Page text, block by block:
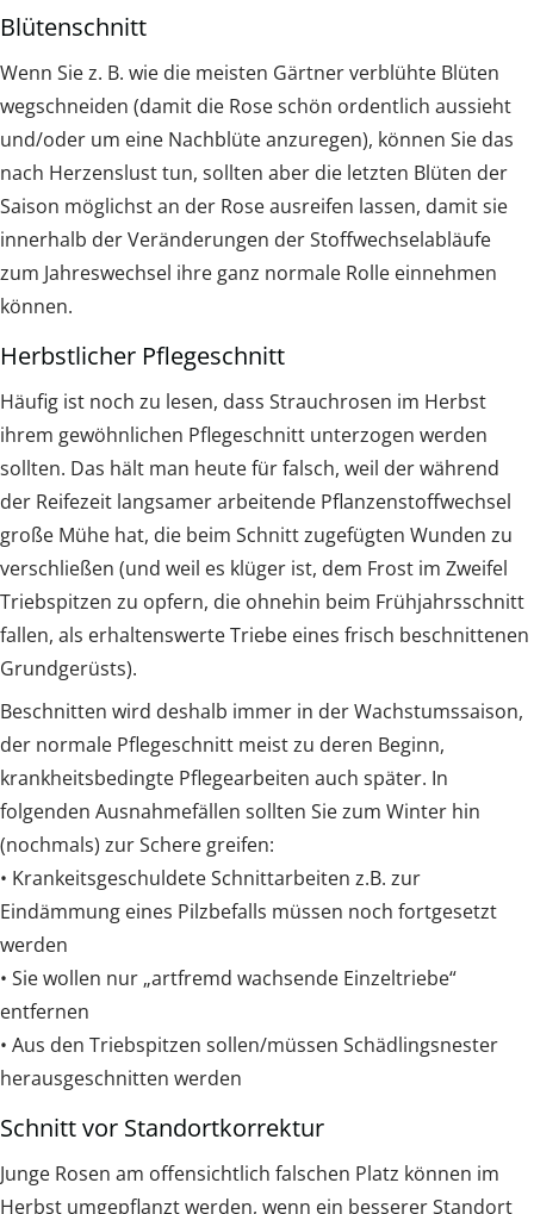
Blütenschnitt
Wenn Sie z. B. wie die meisten Gärtner verblühte Blüten
wegschneiden (damit die Rose schön ordentlich aussieht
und/oder um eine Nachblüte anzuregen), können Sie das
nach Herzenslust tun, sollten aber die letzten Blüten der
Saison möglichst an der Rose ausreifen lassen, damit sie
innerhalb der Veränderungen der Stoffwechselabläufe
zum Jahreswechsel ihre ganz normale Rolle einnehmen
können.
Herbstlicher Pflegeschnitt
Häufig ist noch zu lesen, dass Strauchrosen im Herbst
ihrem gewöhnlichen Pflegeschnitt unterzogen werden
sollten. Das hält man heute für falsch, weil der während
der Reifezeit langsamer arbeitende Pflanzenstoffwechsel
große Mühe hat, die beim Schnitt zugefügten Wunden zu
verschließen (und weil es klüger ist, dem Frost im Zweifel
Triebspitzen zu opfern, die ohnehin beim Frühjahrsschnitt
fallen, als erhaltenswerte Triebe eines frisch beschnittenen
Grundgerüsts).
Beschnitten wird deshalb immer in der Wachstumssaison,
der normale Pflegeschnitt meist zu deren Beginn,
krankheitsbedingte Pflegearbeiten auch später. In
folgenden Ausnahmefällen sollten Sie zum Winter hin
(nochmals) zur Schere greifen:
• Krankeitsgeschuldete Schnittarbeiten z.B. zur
Eindämmung eines Pilzbefalls müssen noch fortgesetzt
werden
• Sie wollen nur „artfremd wachsende Einzeltriebe“
entfernen
• Aus den Triebspitzen sollen/müssen Schädlingsnester
herausgeschnitten werden
Schnitt vor Standortkorrektur
Junge Rosen am offensichtlich falschen Platz können im
Herbst umgepflanzt werden, wenn ein besserer Standort